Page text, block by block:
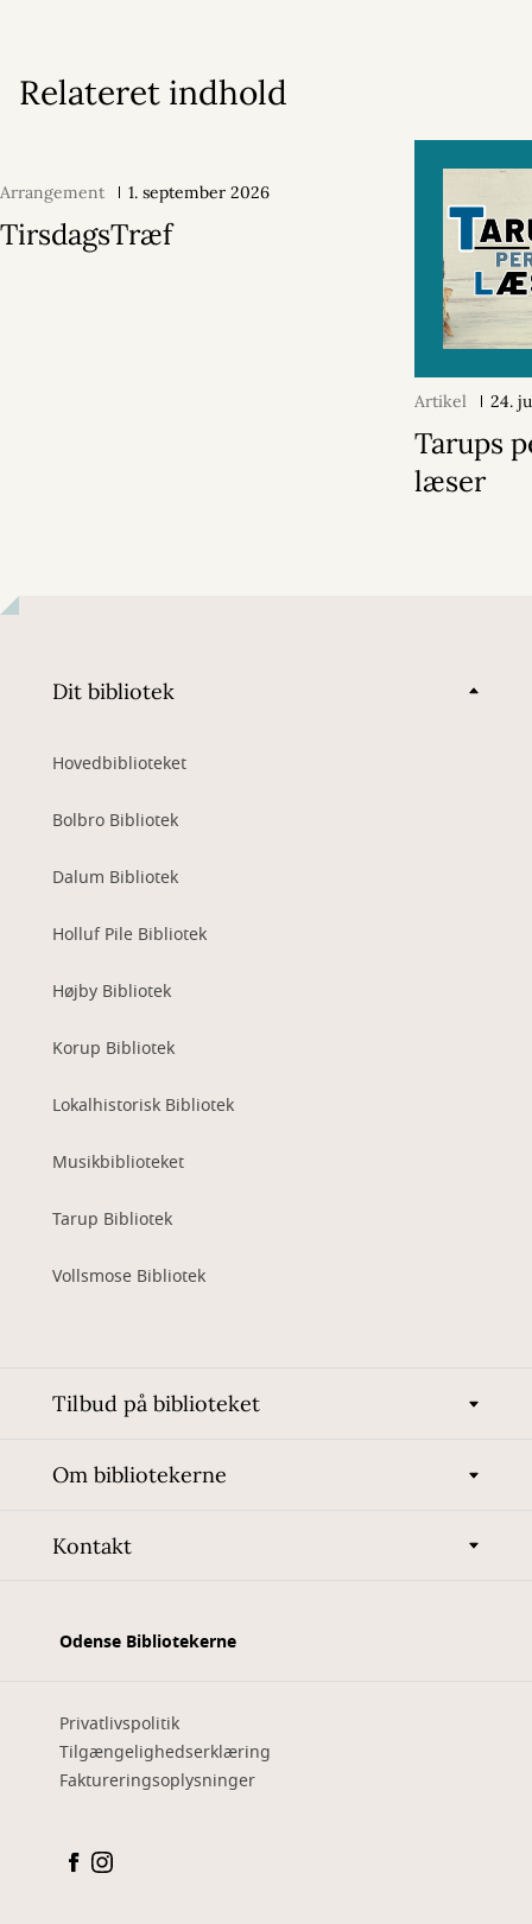
Relateret indhold
Arrangement 1. september 2026
TirsdagsTræf
Artikel 24.
Tarups
læser
Dit bibliotek
Hovedbiblioteket
Bolbro Bibliotek
Dalum Bibliotek
Holluf Pile Bibliotek
Højby Bibliotek
Korup Bibliotek
Lokalhistorisk Bibliotek
Musikbiblioteket
Tarup Bibliotek
Vollsmose Bibliotek
Tilbud på biblioteket
Om bibliotekerne
Kontakt
Odense Bibliotekerne
Privatlivspolitik
Tilgængelighedserklæring
Faktureringsoplysninger